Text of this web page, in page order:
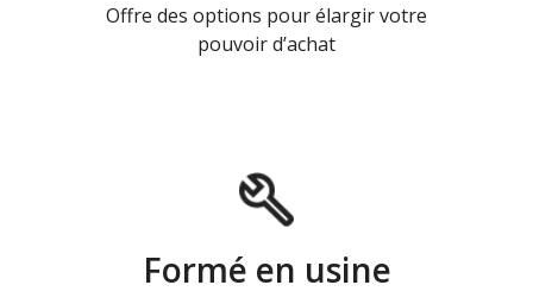
Offre des options pour élargir votre
pouvoir d’achat
Formé en usine